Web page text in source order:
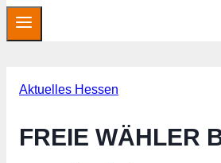
Aktuelles Hessen
FREIE WÄHLER